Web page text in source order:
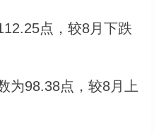
点，较8月下跌
为98.38点，较8月上